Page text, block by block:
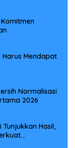
Harus Mendapat
Normalisasi
2026
Hasil,